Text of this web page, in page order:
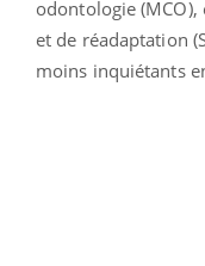
odontologie
et de réadaptation
moins inquiétants